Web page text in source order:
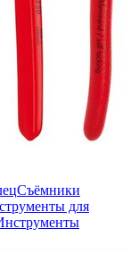
Съёмники
для